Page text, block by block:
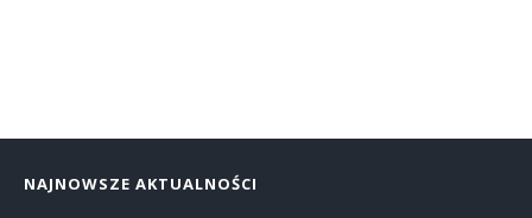
NAJNOWSZE AKTUALNOŚCI